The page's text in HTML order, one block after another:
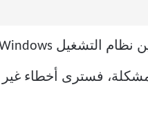
فسترى أخطاء